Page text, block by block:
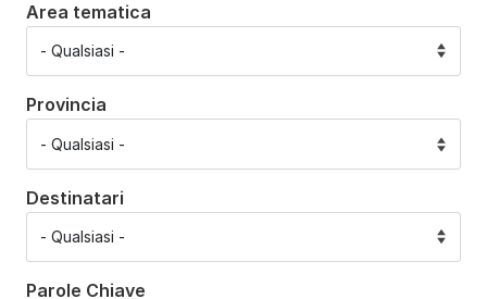
Area tematica
Provincia
Destinatari
Parole Chiave